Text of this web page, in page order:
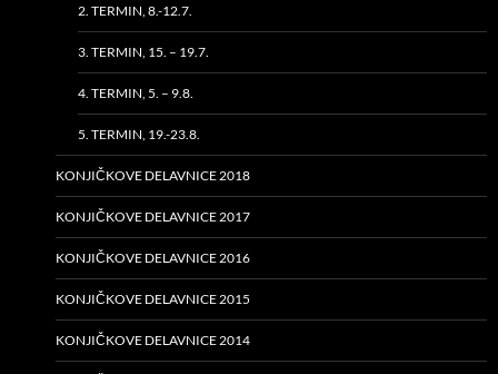
2. TERMIN, 8.-12.7.
3. TERMIN, 15. – 19.7.
4. TERMIN, 5. – 9.8.
5. TERMIN, 19.-23.8.
KONJIČKOVE DELAVNICE 2018
KONJIČKOVE DELAVNICE 2017
KONJIČKOVE DELAVNICE 2016
KONJIČKOVE DELAVNICE 2015
KONJIČKOVE DELAVNICE 2014